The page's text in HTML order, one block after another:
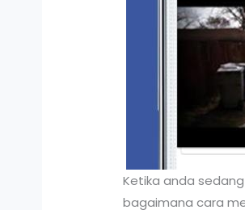
Ketika anda
bagaimana cara